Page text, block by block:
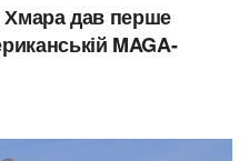
Хмара дав перше
MAGA-